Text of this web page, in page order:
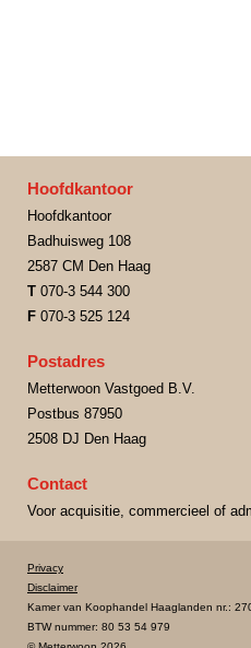
Hoofdkantoor
Hoofdkantoor
Badhuisweg 108
2587 CM Den Haag
T 070-3 544 300
F 070-3 525 124
Postadres
Metterwoon Vastgoed B.V.
Postbus 87950
2508 DJ Den Haag
Contact
Voor acquisitie, commercieel of
Privacy
Disclaimer
Kamer van Koophandel Haaglanden nr.:
BTW nummer: 80 53 54 979